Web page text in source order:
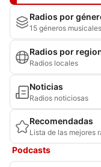
Radios por
15 géneros musicales
Radios por
Radios locales
Noticias
Radios noticiosas
Recomendadas
Lista de las mejores
Podcasts